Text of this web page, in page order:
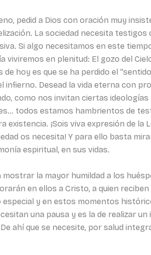
pedid a Dios con oración muy
La sociedad necesita
Si algo necesitamos en este
viviremos en plenitud: El gozo del
hoy es que se ha perdido el
infierno. Desead la vida eterna con
como nos invitan ciertas
todos estamos hambrientos de
¡Sois viva expresión de la
os necesita! Y para ello basta
espiritual, en sus vidas.
la mayor humildad a los
en ellos a Cristo, a quien reciben
y en estos momentos
una pausa y es la de realizar
ahí que se necesite, por salud